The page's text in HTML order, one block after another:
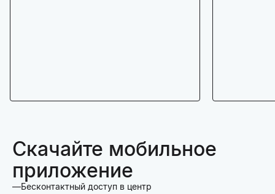
Скачайте мобильное
приложение
Бесконтактный доступ в центр